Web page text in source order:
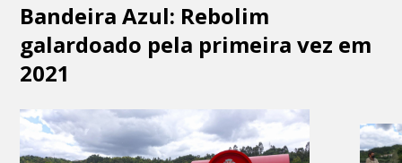
Bandeira Azul: Rebolim
galardoado pela primeira vez em
2021